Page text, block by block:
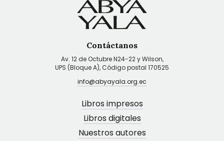
Contáctanos
Av. 12 de Octubre N24-22 y Wilson,
UPS (Bloque A), Código postal 170525
info@abyayala.org.ec
Libros impresos
Libros digitales
Nuestros autores